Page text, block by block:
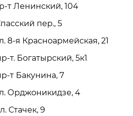
т Ленинский, 104
пер., 5
8-я Красноармейская, 21
т. Богатырский, 5к1
т Бакунина, 7
Орджоникидзе, 4
Стачек, 9